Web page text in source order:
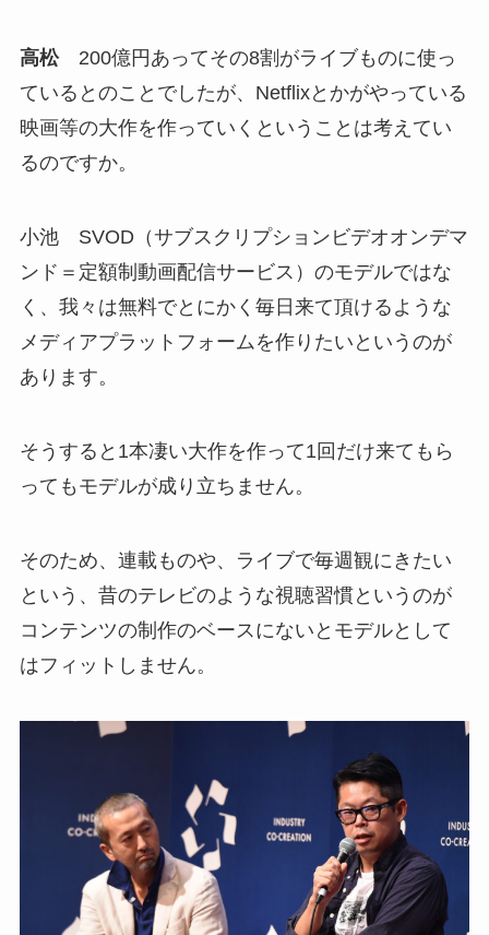
高松200億円あってその8割がライブものに使っ
ているとのことでしたが、Netflixとかがやっている
映画等の大作を作っていくということは考えてい
るのですか。
小池 SVOD（サブスクリプションビデオオンデマ
ンド＝定額制動画配信サービス）のモデルではな
く、我々は無料でとにかく毎日来て頂けるような
メディアプラットフォームを作りたいというのが
あります。
そうすると1本凄い大作を作って1回だけ来てもら
ってもモデルが成り立ちません。
そのため、連載ものや、ライブで毎週観にきたい
という、昔のテレビのような視聴習慣というのが
コンテンツの制作のベースにないとモデルとして
はフィットしません。